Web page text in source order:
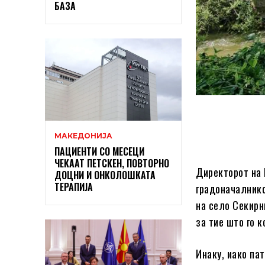
БАЗА
МАКЕДОНИЈА
ПАЦИЕНТИ СО МЕСЕЦИ
ЧЕКААТ ПЕТСКЕН, ПОВТОРНО
ДОЦНИ И ОНКОЛОШКАТА
ТЕРАПИЈА
Директорот на
на село
за тие што го
Инаку, иако